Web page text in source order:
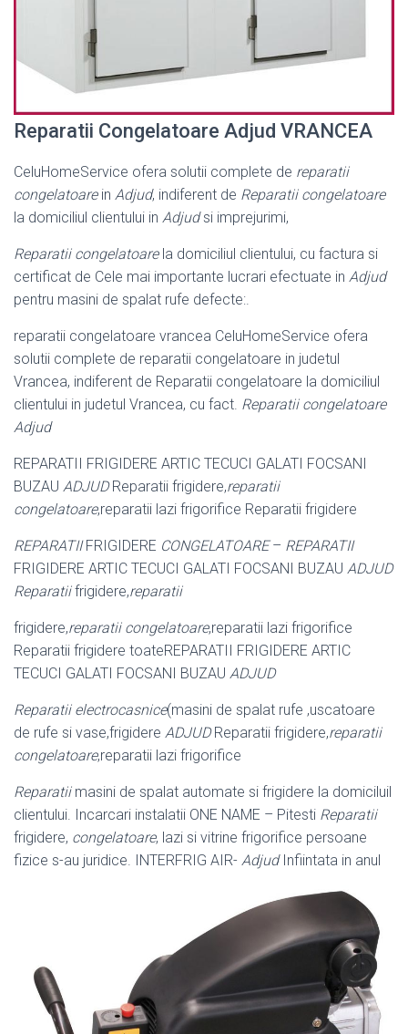
Reparatii Congelatoare Adjud VRANCEA
CeluHomeService ofera solutii complete de reparatii
congelatoarein Adjud, indiferent de Reparatii congelatoare
la domiciliul clientului in Adjudsi imprejurimi,
Reparatii congelatoarela domiciliul clientului, cu factura si
certificat de Cele mai importante lucrari efectuate in Adjud
pentru masini de spalat rufe defecte:.
reparatii congelatoare vrancea CeluHomeService ofera
solutii complete de reparatii congelatoare in judetul
Vrancea, indiferent de Reparatii congelatoare la domiciliul
clientului in judetul Vrancea, cu fact. Reparatii congelatoare
Adjud
REPARATII FRIGIDERE ARTIC TECUCI GALATI FOCSANI
BUZAU ADJUDReparatii frigidere,reparatii
congelatoare,reparatii lazi frigorifice Reparatii frigidere
REPARATIIFRIGIDERE CONGELATOARE– REPARATII
FRIGIDERE ARTIC TECUCI GALATI FOCSANI BUZAU ADJUD
Reparatiifrigidere,reparatii
frigidere,reparatii congelatoare,reparatii lazi frigorifice
Reparatii frigidere toateREPARATII FRIGIDERE ARTIC
TECUCI GALATI FOCSANI BUZAU ADJUD
Reparatii electrocasnice(masini de spalat rufe ,uscatoare
de rufe si vase,frigidere ADJUDReparatii frigidere,reparatii
congelatoare,reparatii lazi frigorifice
Reparatiimasini de spalat automate si frigidere la domiciluil
clientului. Incarcari instalatii ONE NAME – Pitesti Reparatii
frigidere, congelatoare, lazi si vitrine frigorifice persoane
fizice s-au juridice. INTERFRIG AIR- AdjudInfiintata in anul